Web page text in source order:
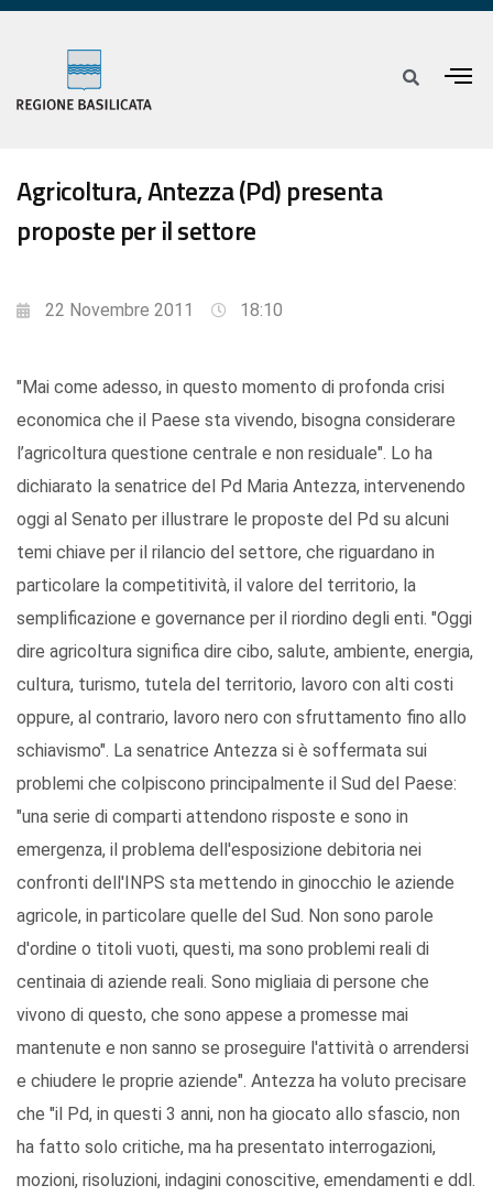
Agricoltura, Antezza (Pd) presenta
proposte per il settore
22 Novembre 2011 18:10
"Mai come adesso, in questo momento di profonda crisi
economica che il Paese sta vivendo, bisogna considerare
l’agricoltura questione centrale e non residuale". Lo ha
dichiarato la senatrice del Pd Maria Antezza, intervenendo
oggi al Senato per illustrare le proposte del Pd su alcuni
temi chiave per il rilancio del settore, che riguardano in
particolare la competitività, il valore del territorio, la
semplificazione e governance per il riordino degli enti. "Oggi
dire agricoltura significa dire cibo, salute, ambiente, energia,
cultura, turismo, tutela del territorio, lavoro con alti costi
oppure, al contrario, lavoro nero con sfruttamento fino allo
schiavismo". La senatrice Antezza si è soffermata sui
problemi che colpiscono principalmente il Sud del Paese:
"una serie di comparti attendono risposte e sono in
emergenza, il problema dell'esposizione debitoria nei
confronti dell'INPS sta mettendo in ginocchio le aziende
agricole, in particolare quelle del Sud. Non sono parole
d'ordine o titoli vuoti, questi, ma sono problemi reali di
centinaia di aziende reali. Sono migliaia di persone che
vivono di questo, che sono appese a promesse mai
mantenute e non sanno se proseguire l'attività o arrendersi
e chiudere le proprie aziende". Antezza ha voluto precisare
che "il Pd, in questi 3 anni, non ha giocato allo sfascio, non
ha fatto solo critiche, ma ha presentato interrogazioni,
mozioni, risoluzioni, indagini conoscitive, emendamenti e ddl.